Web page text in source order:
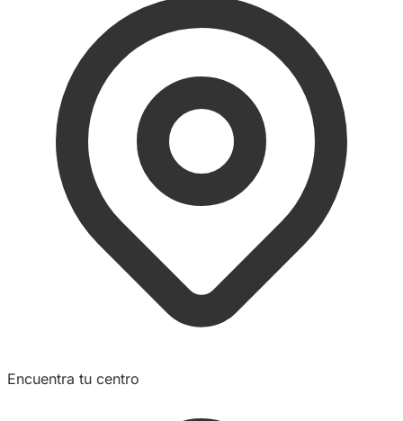
Encuentra tu centro